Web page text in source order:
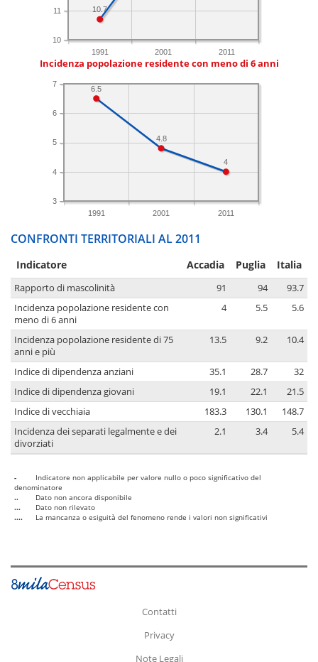
1991 2001 2011
10
11 10.7
Incidenza popolazione residente con meno di 6 anni
1991 2001 2011
3
4
5
6
7
4
4.8
6.5
CONFRONTI TERRITORIALI AL 2011
Indicatore Accadia Puglia Italia
Rapporto di mascolinità 91 94
93.7
Incidenza popolazione residente con
meno di 6 anni
4 5.5 5.6
Incidenza popolazione residente di 75
anni e più
13.5 9.2 10.4
Indice di dipendenza anziani 35.1 28.7
32
Indice di dipendenza giovani
19.1 22.1
21.5
Indice di vecchiaia
183.3 130.1
148.7
Incidenza dei separati legalmente e dei
divorziati
2.1 3.4 5.4
-
Indicatore non applicabile per valore nullo o poco significativo del
denominatore
..
Dato non ancora disponibile
...
Dato non rilevato
....
La mancanza o esiguità del fenomeno rende i valori non significativi
Contatti
Privacy
Note Legali